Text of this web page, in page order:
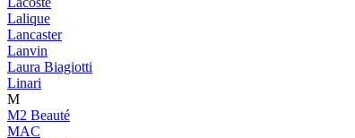
Lalique
Lancaster
Lanvin
Laura Biagiotti
Linari
M
M2 Beauté
MAC